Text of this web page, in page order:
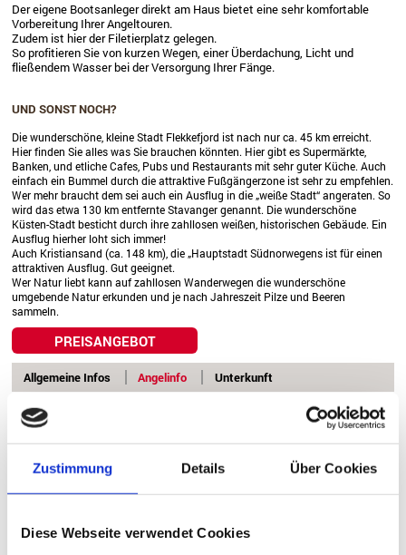
Zustimmung Details Über Cookies
Diese Webseite verwendet Cookies
Der eigene Bootsanleger direkt am Haus bietet eine sehr komfortable
Vorbereitung Ihrer Angeltouren.
Zudem ist hier der Filetierplatz gelegen.
So profitieren Sie von kurzen Wegen, einer Überdachung, Licht und
fließendem Wasser bei der Versorgung Ihrer Fänge.
UND SONST NOCH?
Die wunderschöne, kleine Stadt Flekkefjord ist nach nur ca. 45 km erreicht.
Hier finden Sie alles was Sie brauchen könnten. Hier gibt es Supermärkte,
Banken, und etliche Cafes, Pubs und Restaurants mit sehr guter Küche. Auch
einfach ein Bummel durch die attraktive Fußgängerzone ist sehr zu empfehlen.
Wer mehr braucht dem sei auch ein Ausflug in die „weiße Stadt“ angeraten. So
wird das etwa 130 km entfernte Stavanger genannt. Die wunderschöne
Küsten-Stadt besticht durch ihre zahllosen weißen, historischen Gebäude. Ein
Ausflug hierher loht sich immer!
Auch Kristiansand (ca. 148 km), die „Hauptstadt Südnorwegens ist für einen
attraktiven Ausflug. Gut geeignet.
Wer Natur liebt kann auf zahllosen Wanderwegen die wunderschöne
umgebende Natur erkunden und je nach Jahreszeit Pilze und Beeren
sammeln.
PREISANGEBOT
Allgemeine Infos Angelinfo Unterkunft
Seekarte anzeigen